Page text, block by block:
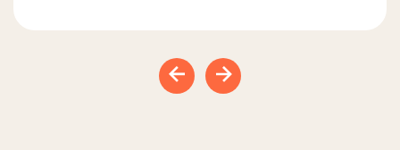
Previous slide
Next slide